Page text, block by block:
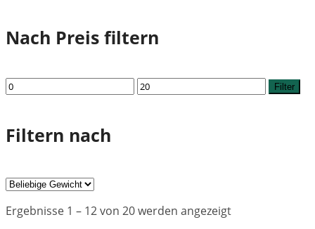
Nach Preis filtern
Min.
Preis
Max.
Preis
Filter
Filtern nach
Ergebnisse 1 – 12 von 20 werden angezeigt